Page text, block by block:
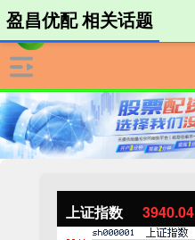
上证指数 3940.04
盈昌优配 相关话题